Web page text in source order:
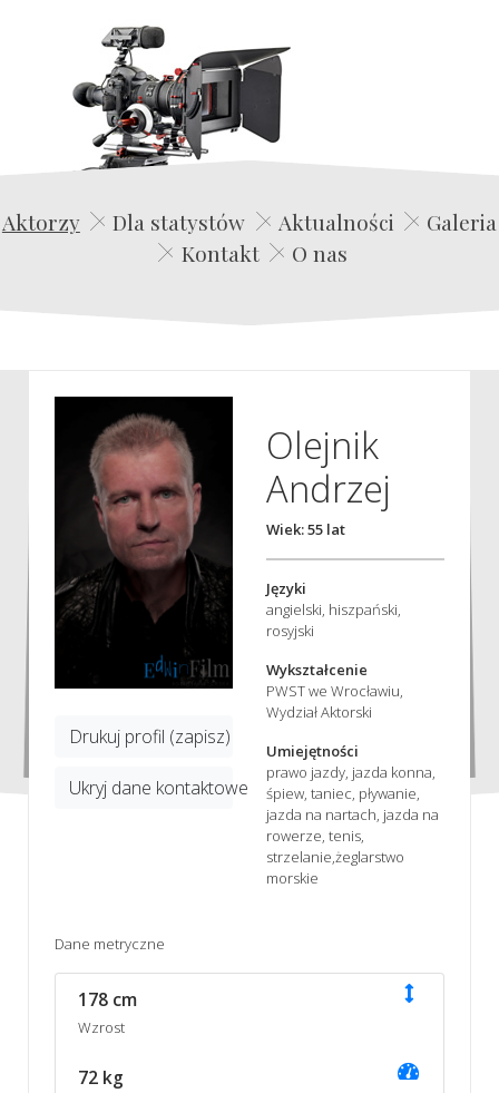
Edwin Film Agencja Aktorska
Aktorzy Dla statystów Aktualności
Galeria
Kontakt
O nas
Drukuj profil (zapisz)
Ukryj dane kontaktowe
Olejnik
Andrzej
Wiek: 55 lat
Języki
angielski, hiszpański,
rosyjski
Wykształcenie
PWST we Wrocławiu,
Wydział Aktorski
Umiejętności
prawo jazdy, jazda konna,
śpiew, taniec, pływanie,
jazda na nartach, jazda na
rowerze, tenis,
strzelanie,żeglarstwo
morskie
Dane metryczne
178 cm
Wzrost
72 kg